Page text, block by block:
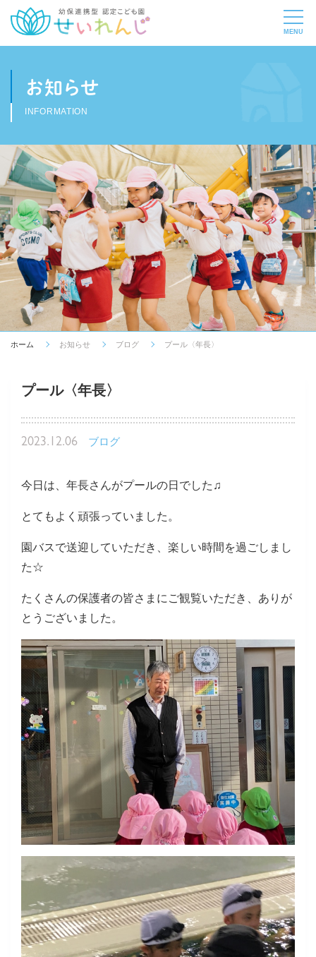
お知らせ
INFORMATION
ホーム お知らせ ブログ プール〈年長〉
プール〈年長〉
2023.12.06 ブログ
今日は、年長さんがプールの日でした♫
とてもよく頑張っていました。
園バスで送迎していただき、楽しい時間を過ごしまし
た☆
たくさんの保護者の皆さまにご観覧いただき、ありが
とうございました。